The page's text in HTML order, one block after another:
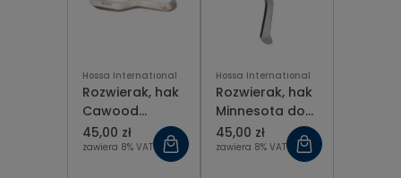
Hossa International
Rozwierak, hak
Cawood
Minnesota do
policzków i ust,
45,00 zł
zawiera 8% VAT
Hossa International
Rozwierak, hak
Minnesota do
policzków i ust,
dł. 14 cm
45,00 zł
zawiera 8% VAT